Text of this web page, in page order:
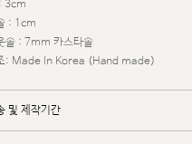
3cm
: 1cm
솔 : 7mm 카스타솔
: Made In Korea (Hand made)
및 제작기간